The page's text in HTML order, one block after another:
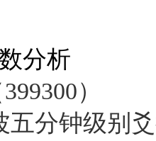
分析
）
五分钟级别